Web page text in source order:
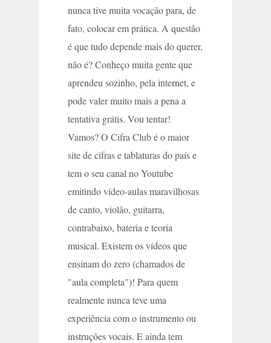
nunca tive muita vocação para, de
fato, colocar em prática. A questão
é que tudo depende mais do querer,
não é? Conheço muita gente que
aprendeu sozinho, pela internet, e
pode valer muito mais a pena a
tentativa grátis. Vou tentar!
Vamos? O Cifra Club é o maior
site de cifras e tablaturas do país e
tem o seu canal no Youtube
emitindo vídeo-aulas maravilhosas
de canto, violão, guitarra,
contrabaixo, bateria e teoria
musical. Existem os vídeos que
ensinam do zero (chamados de
"aula completa")! Para quem
realmente nunca teve uma
experiência com o instrumento ou
instruções vocais. E ainda tem